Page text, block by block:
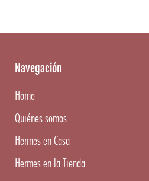
Navegación
Home
Quiénes somos
Hermes en Casa
Hermes en la Tienda